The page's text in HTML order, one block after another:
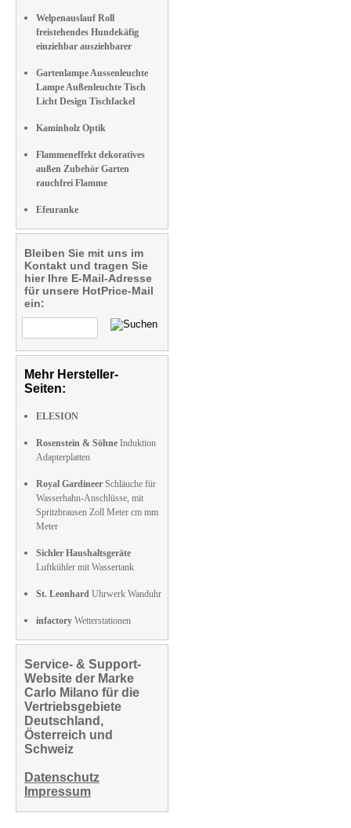
Welpenauslauf Roll
freistehendes Hundekäfig
einziehbar ausziehbarer
Gartenlampe Aussenleuchte
Lampe Außenleuchte Tisch
Licht Design Tischfackel
Kaminholz Optik
Flammeneffekt dekoratives
außen Zubehör Garten
rauchfrei Flamme
Efeuranke
Bleiben Sie mit uns im
Kontakt und tragen Sie
hier Ihre E-Mail-Adresse
für unsere HotPrice-Mail
ein:
Mehr Hersteller-
Seiten:
ELESION
Rosenstein & Söhne Induktion
Adapterplatten
Royal Gardineer Schläuche für
Wasserhahn-Anschlüsse, mit
Spritzbrausen Zoll Meter cm mm
Meter
Sichler Haushaltsgeräte
Luftkühler mit Wassertank
St. Leonhard Uhrwerk Wanduhr
infactory Wetterstationen
Service- & Support-
Website der Marke
Carlo Milano für die
Vertriebsgebiete
Deutschland,
Österreich und
Schweiz
Datenschutz
Impressum